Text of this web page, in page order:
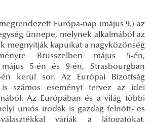
Európa-nap (május 9.) az
ünnepe, melynek alkalmából az
megnyitják kapuikat a nagyközönség
Brüsszelben május 5-én,
május 5-én és 9-én, Strasbourgban
kerül sor. Az Európai Bizottság
is számos eseményt tervez az idei
Az Európában és a világ többi
uniós irodák is gazdag felnőtt- és
választékkal várják a látogatókat.